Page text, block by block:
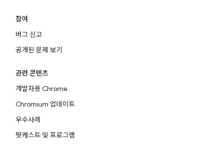
참여
버그 신고
공개된 문제 보기
관련 콘텐츠
개발자용 Chrome
Chromium 업데이트
우수사례
팟캐스트 및 프로그램